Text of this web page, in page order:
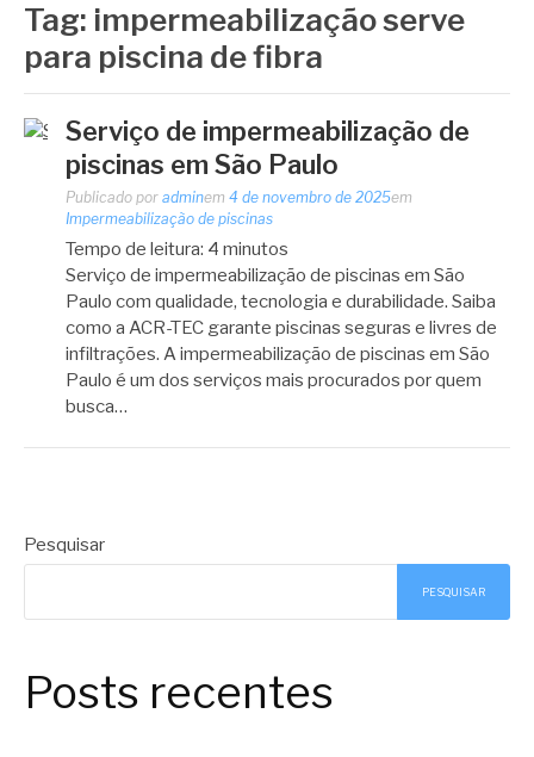
Tag: impermeabilização serve
para piscina de fibra
Serviço de impermeabilização de
piscinas em São Paulo
Publicado por adminem 4 de novembro de 2025em
Impermeabilização de piscinas
Tempo de leitura: 4 minutos
Serviço de impermeabilização de piscinas em São
Paulo com qualidade, tecnologia e durabilidade. Saiba
como a ACR-TEC garante piscinas seguras e livres de
infiltrações. A impermeabilização de piscinas em São
Paulo é um dos serviços mais procurados por quem
busca…
Pesquisar
PESQUISAR
Posts recentes